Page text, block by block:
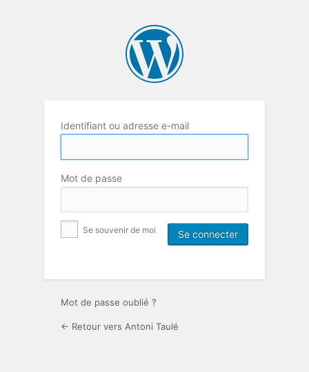
Identifiant ou adresse e-mail
Mot de passe
Se souvenir de moi
Mot de passe oublié ?
← Retour vers Antoni Taulé